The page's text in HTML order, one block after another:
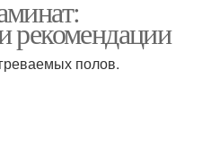
рекомендации
полов.